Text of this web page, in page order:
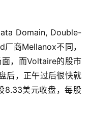
Domain, Double-
商Mellanox不同，
，而Voltaire的股市
后，正午过后很快就
8.33美元收盘，每股